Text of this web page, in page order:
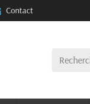
Contact